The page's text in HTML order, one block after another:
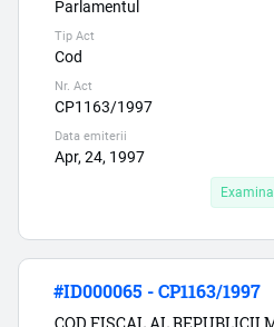
subdiviziunii respective a
conform informaţiei prezentate
organe&quot;, deci
info...
Parlamentul
Tip Act
Cod
Nr. Act
CP1163/1997
Data emiterii
Apr, 24, 1997
#ID000065 - CP1163/1997